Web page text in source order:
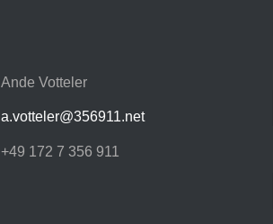
Ande Votteler
a.votteler@356911.net
+49 172 7 356 911